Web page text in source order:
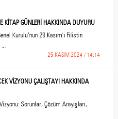
KİTAP GÜNLERİ HAKKINDA DUYURU
Kurulu’nun 29 Kasım’ı Filistin
...
25 KASIM 2024 / 14:14
VİZYONU ÇALIŞTAYI HAKKINDA
Sorunlar, Çözüm Arayışları,